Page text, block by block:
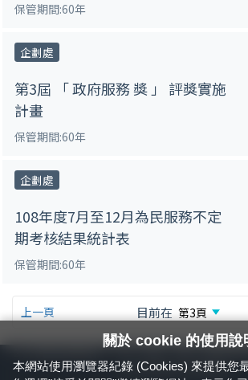
保管期間:60年
企劃處
第3屆 「 政府服務 獎 」 評獎實施
計畫
保管期間:60年
企劃處
108年度7月至12月為民服務不定
期考核結果統計表
保管期間:60年
上一頁 目前在
24小時緊急通報電話：1933（市話、手機，僅限發現
道等有障礙物之通報專用）
關於 cookie 的使用說
本網站使用瀏覽器紀錄 (Cookies) 來提供您